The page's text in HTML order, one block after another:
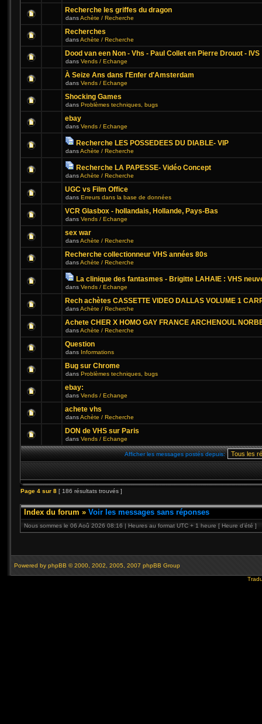
Recherche les griffes du dragon
dansAchète / Recherche
Recherches
dansAchète / Recherche
Dood van een Non - Vhs - Paul Collet en Pierre Drouot - IVS
dans Vends / Echange
À Seize Ans dans l'Enfer d'Amsterdam
dans Vends / Echange
Shocking Games
dans Problèmes techniques, bugs
ebay
dans Vends / Echange
Recherche LES POSSEDEES DU DIABLE- VIP
dansAchète / Recherche
Recherche LA PAPESSE- Vidéo Concept
dansAchète / Recherche
UGC vs Film Office
dans Erreurs dans la base de données
VCR Glasbox - hollandais, Hollande, Pays-Bas
dans Vends / Echange
sex war
dansAchète / Recherche
Recherche collectionneur VHS années 80s
dansAchète / Recherche
La clinique des fantasmes - Brigitte LAHAIE : VHS
dans Vends / Echange
Rech achètes CASSETTE VIDEO DALLAS VOLUME 1
dansAchète / Recherche
Achete CHER X HOMO GAY FRANCE ARCHENOUL
dansAchète / Recherche
Question
dans Informations
Bug sur Chrome
dans Problèmes techniques, bugs
ebay:
dans Vends / Echange
achete vhs
dansAchète / Recherche
DON de VHS sur Paris
dans Vends / Echange
Afficher les messages postés depuis:
Page 4 sur 8 [ 186 résultats trouvés ]
Index du forum » Voir les messages sans réponses
Nous sommes le 06 Aoû 2026 08:16 | Heures au format UTC + 1 heure [ Heure d’été ]
Powered by phpBB © 2000, 2002, 2005, 2007 phpBB Group